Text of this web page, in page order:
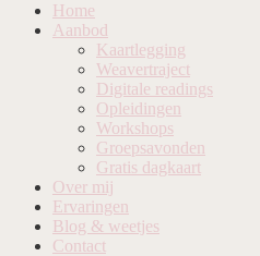
Home
Aanbod
Kaartlegging
Weavertraject
Digitale readings
Opleidingen
Workshops
Groepsavonden
Gratis dagkaart
Over mij
Ervaringen
Blog & weetjes
Contact